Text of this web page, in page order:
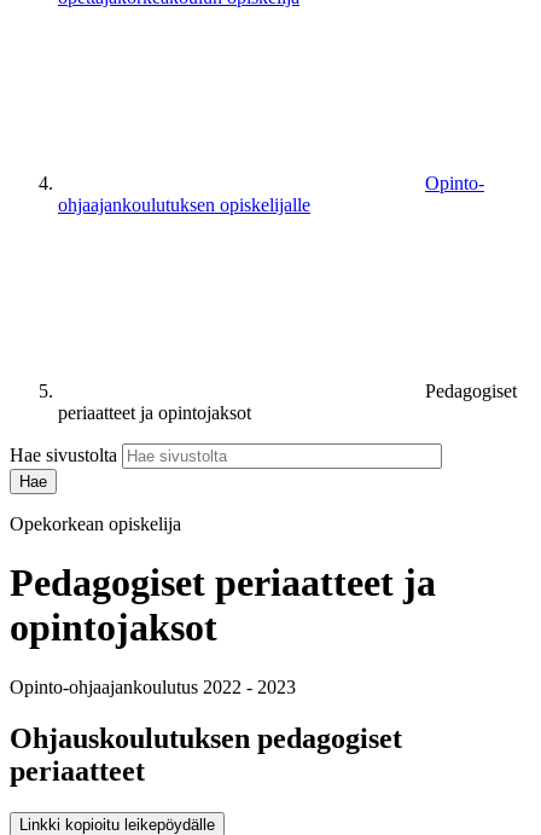
Opinto-
ohjaajankoulutuksen opiskelijalle
Pedagogiset
periaatteet ja opintojaksot
Hae sivustolta
Opekorkean opiskelija
Pedagogiset periaatteet ja
opintojaksot
Opinto-ohjaajankoulutus 2022 - 2023
Ohjauskoulutuksen pedagogiset
periaatteet
Linkki kopioitu leikepöydälle